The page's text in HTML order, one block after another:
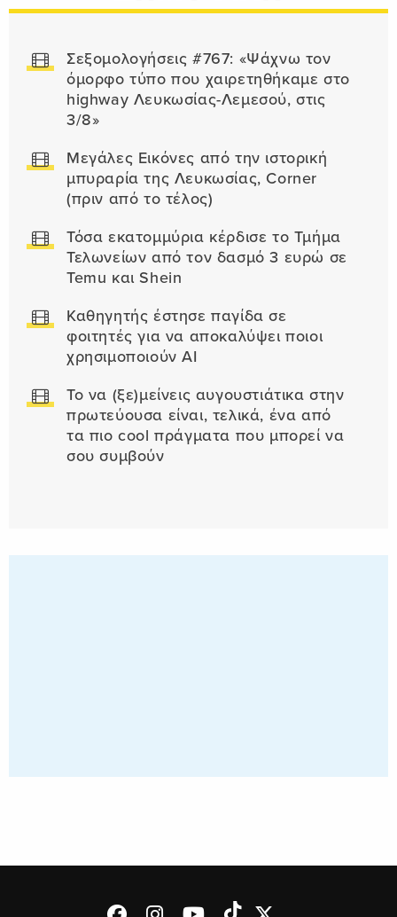
Σεξομολογήσεις #767: «Ψάχνω τον
όμορφο τύπο που χαιρετηθήκαμε στο
highway Λευκωσίας-Λεμεσού, στις
3/8»
Μεγάλες Εικόνες από την ιστορική
μπυραρία της Λευκωσίας, Corner
(πριν από το τέλος)
Τόσα εκατομμύρια κέρδισε το Τμήμα
Τελωνείων από τον δασμό 3 ευρώ σε
Temu και Shein
Καθηγητής έστησε παγίδα σε
φοιτητές για να αποκαλύψει ποιοι
χρησιμοποιούν AI
Το να (ξε)μείνεις αυγουστιάτικα στην
πρωτεύουσα είναι, τελικά, ένα από
τα πιο cool πράγματα που μπορεί να
σου συμβούν